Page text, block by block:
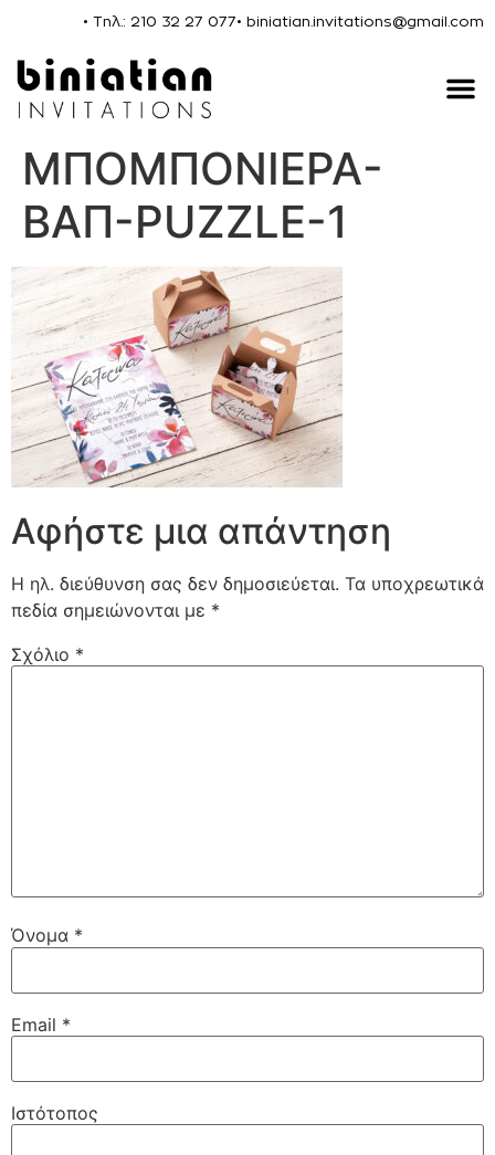
• Τηλ.: 210 32 27 077• biniatian.invitations@gmail.com
ΜΠΟΜΠΟΝΙΕΡΑ-
ΒΑΠ-PUZZLE-1
Αφήστε μια απάντηση
Η ηλ. διεύθυνση σας δεν δημοσιεύεται. Τα υποχρεωτικά
πεδία σημειώνονται με *
Σχόλιο *
Όνομα *
Email *
Ιστότοπος